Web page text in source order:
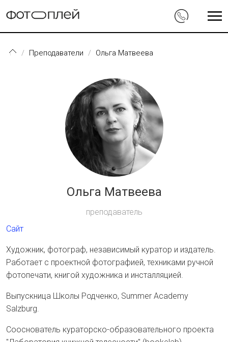
Преподаватели Ольга Матвеева
Ольга Матвеева
преподаватель
Сайт
Художник, фотограф, независимый куратор и издатель.
Работает с проектной фотографией, техниками ручной
фотопечати, книгой художника и инсталляцией.
Выпускница Школы Родченко, Summer Academy
Salzburg.
Сооснователь кураторско-образовательного проекта